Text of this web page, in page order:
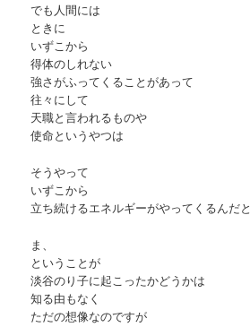
でも人間には
ときに
いずこから
得体のしれない
強さがふってくることがあって
往々にして
天職と言われるものや
使命というやつは
そうやって
いずこから
立ち続けるエネルギーがやってくるんだと
ま、
ということが
淡谷のり子に起こったかどうかは
知る由もなく
ただの想像なのですが